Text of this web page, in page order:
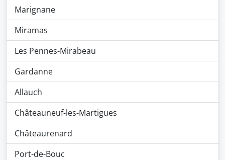
Marignane
Miramas
Les Pennes-Mirabeau
Gardanne
Allauch
Châteauneuf-les-Martigues
Châteaurenard
Port-de-Bouc